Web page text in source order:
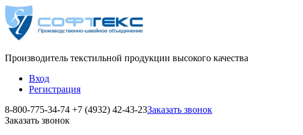
Производитель текстильной продукции высокого качества
Вход
Регистрация
8-800-775-34-74 +7 (4932) 42-43-23Заказать звонок
Заказать звонок